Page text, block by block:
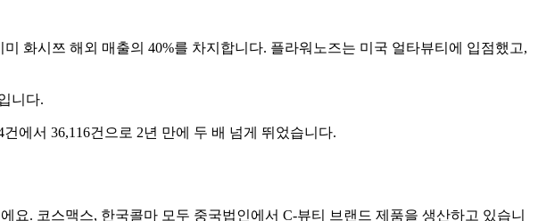
화시쯔 해외 매출의 40%를 차지합니다. 플라워노즈는 미국 얼타뷰티에 입점했고,
니다.
에서 36,116건으로 2년 만에 두 배 넘게 뛰었습니다.
. 코스맥스, 한국콜마 모두 중국법인에서 C-뷰티 브랜드 제품을 생산하고 있습니